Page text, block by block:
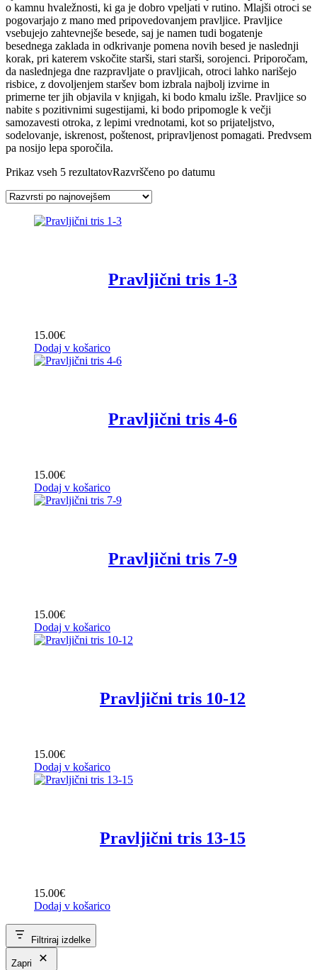
o kamnu hvaležnosti, ki ga je dobro vpeljati v rutino. Mlajši otroci se
pogovarjajo z mano med pripovedovanjem pravljice. Pravljice
vsebujejo zahtevnejše besede, saj je namen tudi bogatenje
besednega zaklada in odkrivanje pomena novih besed je naslednji
korak, pri katerem vskočite starši, stari starši, sorojenci. Priporočam,
da naslednjega dne razpravljate o pravljicah, otroci lahko narišejo
risbice, z dovoljenjem staršev bom izbrala najbolj izvirne in
primerne ter jih objavila v knjigah, ki bodo kmalu izšle. Pravljice so
nabite s pozitivnimi sugestijami, ki bodo pripomogle k večji
samozavesti otroka, z lepimi vrednotami, kot so prijateljstvo,
sodelovanje, iskrenost, poštenost, pripravljenost pomagati. Predvsem
pa nosijo lepa sporočila.
Prikaz vseh 5 rezultatovRazvrščeno po datumu
Pravljični tris 1-3
15.00€
Dodaj v košarico
Pravljični tris 4-6
15.00€
Dodaj v košarico
Pravljični tris 7-9
15.00€
Dodaj v košarico
Pravljični tris 10-12
15.00€
Dodaj v košarico
Pravljični tris 13-15
15.00€
Dodaj v košarico
Filtriraj izdelke
Zapri